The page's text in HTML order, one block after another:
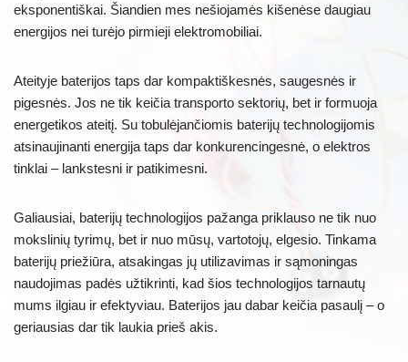
eksponentiškai. Šiandien mes nešiojamės kišenėse daugiau
energijos nei turėjo pirmieji elektromobiliai.
Ateityje baterijos taps dar kompaktiškesnės, saugesnės ir
pigesnės. Jos ne tik keičia transporto sektorių, bet ir formuoja
energetikos ateitį. Su tobulėjančiomis baterijų technologijomis
atsinaujinanti energija taps dar konkurencingesnė, o elektros
tinklai – lankstesni ir patikimesni.
Galiausiai, baterijų technologijos pažanga priklauso ne tik nuo
mokslinių tyrimų, bet ir nuo mūsų, vartotojų, elgesio. Tinkama
baterijų priežiūra, atsakingas jų utilizavimas ir sąmoningas
naudojimas padės užtikrinti, kad šios technologijos tarnautų
mums ilgiau ir efektyviau. Baterijos jau dabar keičia pasaulį – o
geriausias dar tik laukia prieš akis.